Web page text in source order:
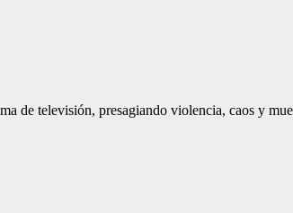
de televisión, presagiando violencia, caos y